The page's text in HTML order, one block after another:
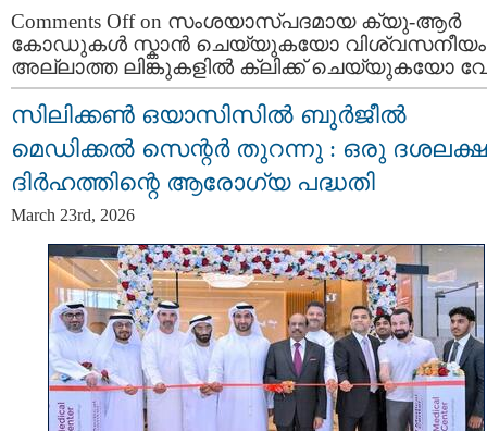
Comments Offon സംശയാസ്പദമായ ക്യു-ആർ
കോഡുകൾ സ്കാൻ ചെയ്യുകയോ വിശ്വസനീയം
അല്ലാത്ത ലിങ്കുകളിൽ ക്ലിക്ക് ചെയ്യുകയോ
സിലിക്കൺ ഒയാസിസിൽ ബുർജീൽ
മെഡിക്കൽ സെന്റർ തുറന്നു : ഒരു
ദിർഹത്തിന്റെ ആരോഗ്യ പദ്ധതി
March 23rd, 2026